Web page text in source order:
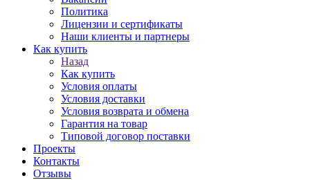
Политика
Лицензии и сертификаты
Наши клиенты и партнеры
Как купить
Назад
Как купить
Условия оплаты
Условия доставки
Условия возврата и обмена
Гарантия на товар
Типовой договор поставки
Проекты
Контакты
Отзывы